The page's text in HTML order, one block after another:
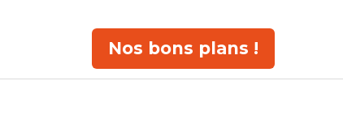
Nos bons plans !